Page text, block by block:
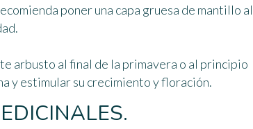
poner una capa gruesa de mantillo al
arbusto al final de la primavera o al principio
y estimular su crecimiento y floración.